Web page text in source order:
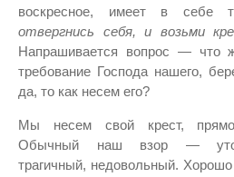
воскресное, имеет в себе
отвергнись себя, и возьми
Напрашивается вопрос — что
требование Господа нашего,
да, то как несем его?
Мы несем свой крест, прямо
Обычный наш взор —
трагичный, недовольный.